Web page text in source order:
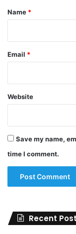
*
Name *
Email *
Website
Save my name,
time I comment.
Recent